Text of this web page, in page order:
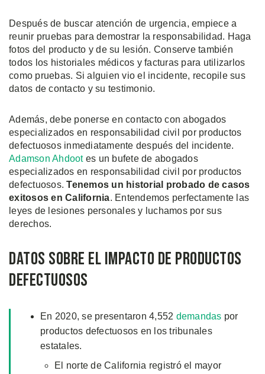
Después de buscar atención de urgencia, empiece a
reunir pruebas para demostrar la responsabilidad. Haga
fotos del producto y de su lesión. Conserve también
todos los historiales médicos y facturas para utilizarlos
como pruebas. Si alguien vio el incidente, recopile sus
datos de contacto y su testimonio.
Además, debe ponerse en contacto con abogados
especializados en responsabilidad civil por productos
defectuosos inmediatamente después del incidente.
Adamson Ahdootes un bufete de abogados
especializados en responsabilidad civil por productos
defectuosos.Tenemos un historial probado de casos
exitosos en California. Entendemos perfectamente las
leyes de lesiones personales y luchamos por sus
derechos.
Datos Sobre el Impacto de Productos
Defectuosos
En 2020, se presentaron 4,552 demandas por
productos defectuosos en los tribunales
estatales.
El norte de California registró el mayor